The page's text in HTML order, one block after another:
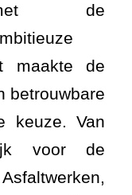
de
maakte de
betrouwbare
keuze. Van
voor de